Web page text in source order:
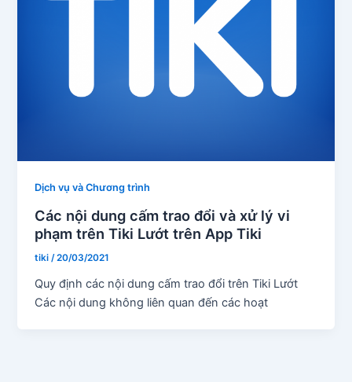
Dịch vụ và Chương trình
Các nội dung cấm trao đổi và xử lý vi
phạm trên Tiki Lướt trên App Tiki
tiki/20/03/2021
Quy định các nội dung cấm trao đổi trên Tiki Lướt
Các nội dung không liên quan đến các hoạt